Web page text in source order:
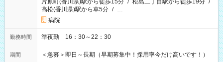
片原町(香川県)駅から徒歩15分 / 松島二丁目駅から徒歩19分 /
高松(香川県)駅から車5分 / …
病院
勤務時間 準夜勤 16：30～22：30
期間 ＜急募＞即日～長期（早期募集中！採用率今だけ高いです！）